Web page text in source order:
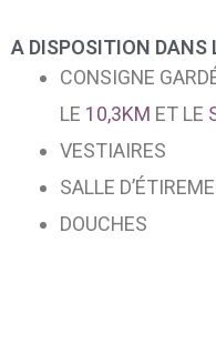
A DISPOSITION DANS
CONSIGNE
LE 10,3KM ET LE
VESTIAIRES
SALLE
DOUCHES